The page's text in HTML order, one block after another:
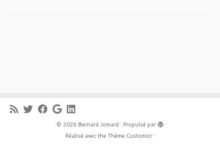
· © 2026 Bernard Jomard · Propulsé par
·
Réalisé avec the Thème Customizr·